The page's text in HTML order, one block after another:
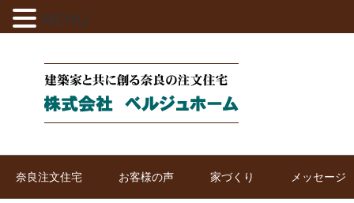
奈良注文住宅 お客様の声 家づくり メッセージ
MENU